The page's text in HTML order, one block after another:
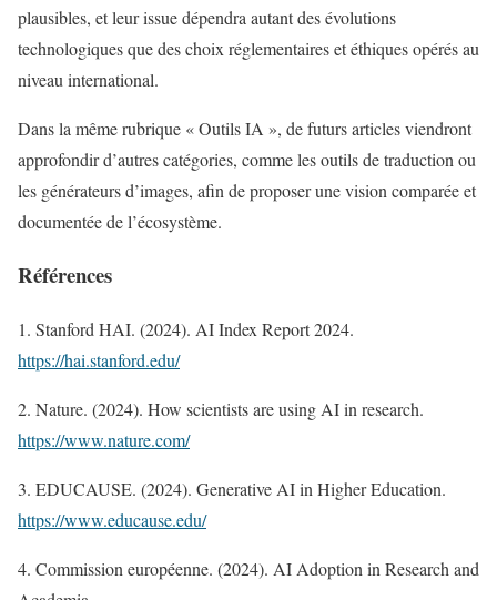
plausibles, et leur issue dépendra autant des évolutions
technologiques que des choix réglementaires et éthiques opérés au
niveau international.
Dans la même rubrique « Outils IA », de futurs articles viendront
approfondir d’autres catégories, comme les outils de traduction ou
les générateurs d’images, afin de proposer une vision comparée et
documentée de l’écosystème.
Références
1. Stanford HAI. (2024). AI Index Report 2024.
https://hai.stanford.edu/
2. Nature. (2024). How scientists are using AI in research.
https://www.nature.com/
3. EDUCAUSE. (2024). Generative AI in Higher Education.
https://www.educause.edu/
4. Commission européenne. (2024). AI Adoption in Research and